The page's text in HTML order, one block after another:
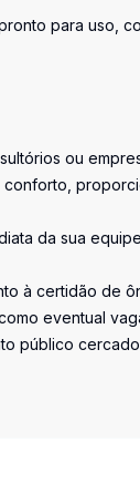
para uso,
ou
da sua
à certidão de
eventual
público